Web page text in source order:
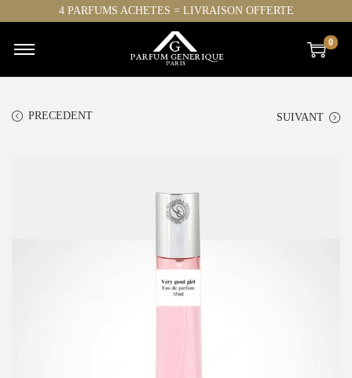
4 PARFUMS ACHETES = LIVRAISON OFFERTE
0
PRECEDENT SUIVANT